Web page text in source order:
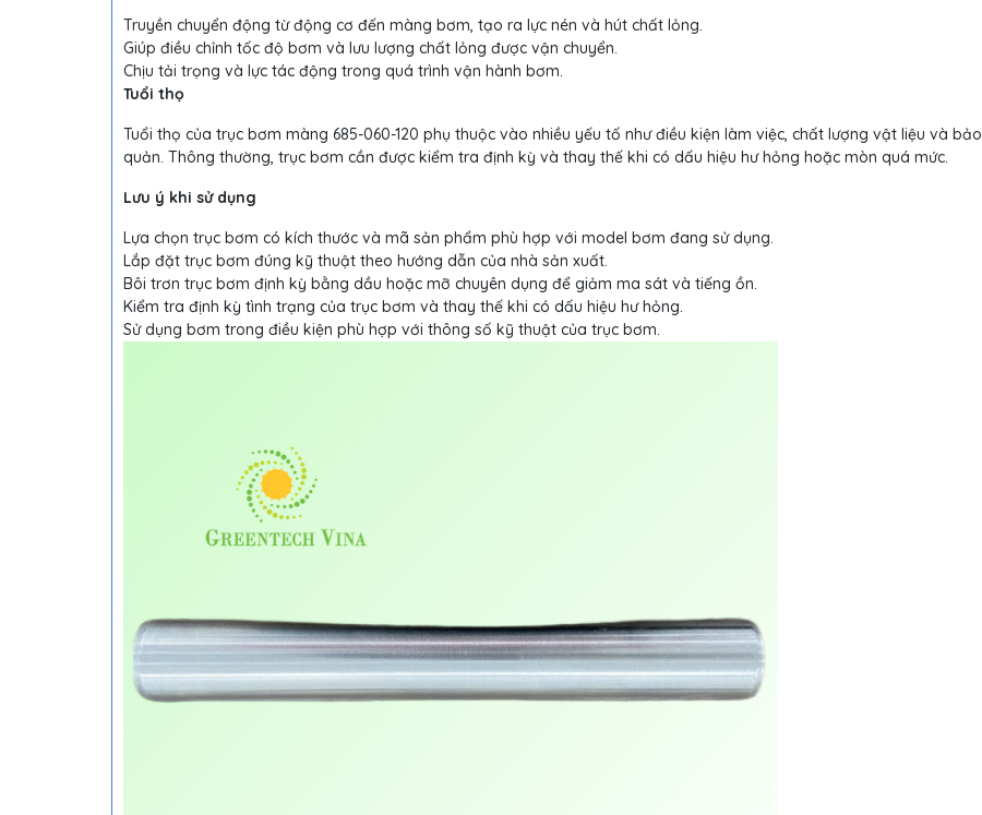
Truyền chuyển động từ động cơ đến màng bơm, tạo ra lực nén và hút chất lỏng.
Giúp điều chỉnh tốc độ bơm và lưu lượng chất lỏng được vận chuyển.
Chịu tải trọng và lực tác động trong quá trình vận hành bơm.
Tuổi thọ
Tuổi thọ của trục bơm màng 685-060-120 phụ thuộc vào nhiều yếu tố như điều kiện làm việc, chất lượng vật liệu và bảo
quản. Thông thường, trục bơm cần được kiểm tra định kỳ và thay thế khi có dấu hiệu hư hỏng hoặc mòn quá mức.
Lưu ý khi sử dụng
Lựa chọn trục bơm có kích thước và mã sản phẩm phù hợp với model bơm đang sử dụng.
Lắp đặt trục bơm đúng kỹ thuật theo hướng dẫn của nhà sản xuất.
Bôi trơn trục bơm định kỳ bằng dầu hoặc mỡ chuyên dụng để giảm ma sát và tiếng ồn.
Kiểm tra định kỳ tình trạng của trục bơm và thay thế khi có dấu hiệu hư hỏng.
Sử dụng bơm trong điều kiện phù hợp với thông số kỹ thuật của trục bơm.